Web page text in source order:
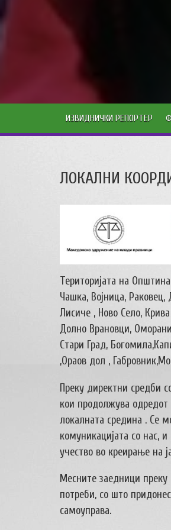
ИЗВИДНИЧКИ РЕПОРТЕР
ЛОКАЛНИ
Територијата на
Чашка, Војница,
Лисиче , Ново Село,
Долно Врановци,
Стари Град,
,Ораов дол ,
Преку директни средби
кои продолжува
локалната средина . Се
комуникацијата со нас,
учество во креирање на
Месните заедници преку
потреби, со што
самоуправа.